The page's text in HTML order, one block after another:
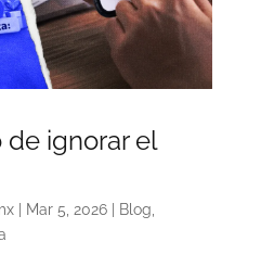
ignorar el
| Mar 5, 2026| Blog